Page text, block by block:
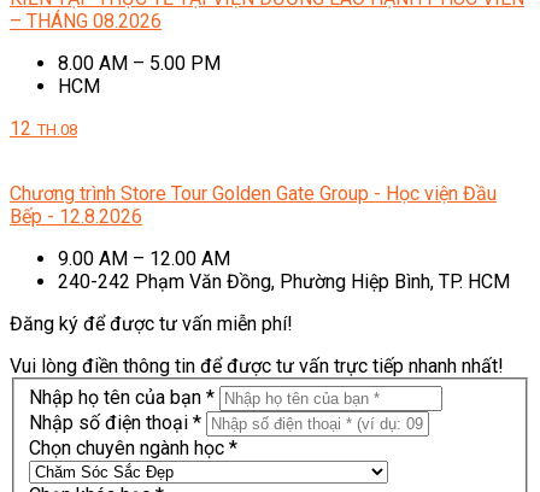
– THÁNG 08.2026
8.00 AM – 5.00 PM
HCM
12 TH.08
Chương trình Store Tour Golden Gate Group - Học viện Đầu
Bếp - 12.8.2026
9.00 AM – 12.00 AM
240-242 Phạm Văn Đồng, Phường Hiệp Bình, TP. HCM
Đăng ký để được tư vấn miễn phí!
Vui lòng điền thông tin để được tư vấn trực tiếp nhanh nhất!
Nhập họ tên của bạn *
Nhập số điện thoại *
Chọn chuyên ngành học *